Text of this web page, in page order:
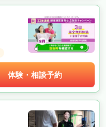
体験・相談予約